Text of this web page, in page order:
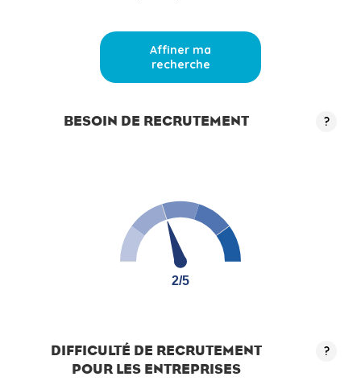
Affiner ma
recherche
BESOIN DE RECRUTEMENT ?
2/5
2/5
DIFFICULTÉ DE RECRUTEMENT
POUR LES ENTREPRISES
?